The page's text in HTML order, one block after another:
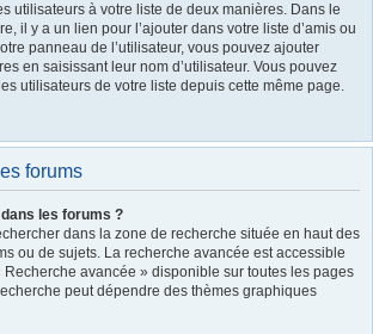
utilisateurs à votre liste de deux manières. Dans le
il y a un lien pour l’ajouter dans votre liste d’amis ou
panneau de l’utilisateur, vous pouvez ajouter
en saisissant leur nom d’utilisateur. Vous pouvez
utilisateurs de votre liste depuis cette même page.
forums
les forums ?
dans la zone de recherche située en haut des
ou de sujets. La recherche avancée est accessible
avancée » disponible sur toutes les pages
peut dépendre des thèmes graphiques